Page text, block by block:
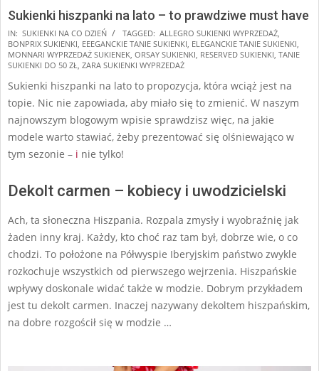
Sukienki hiszpanki na lato – to prawdziwe must have
2025-
07-
28
IN: SUKIENKI NA CO DZIEŃ TAGGED: ALLEGRO SUKIENKI WYPRZEDAŻ
BONPRIX SUKIENKI EEEGANCKIE TANIE SUKIENKI ELEGANCKIE TANIE SUKIENKI
MONNARI WYPRZEDAŻ SUKIENEK ORSAY SUKIENKI RESERVED SUKIENKI TANIE
SUKIENKI DO 50 ZŁ ZARA SUKIENKI WYPRZEDAŻ
Sukienki hiszpanki na lato to propozycja, która wciąż jest na
topie. Nic nie zapowiada, aby miało się to zmienić. W naszym
najnowszym blogowym wpisie sprawdzisz więc, na jakie
modele warto stawiać, żeby prezentować się olśniewająco w
tym sezonie – i nie tylko!
Dekolt carmen – kobiecy i uwodzicielski
Ach, ta słoneczna Hiszpania. Rozpala zmysły i wyobraźnię jak
żaden inny kraj. Każdy, kto choć raz tam był, dobrze wie, o co
chodzi. To położone na Półwyspie Iberyjskim państwo zwykle
rozkochuje wszystkich od pierwszego wejrzenia. Hiszpańskie
wpływy doskonale widać także w modzie. Dobrym przykładem
jest tu dekolt carmen. Inaczej nazywany dekoltem hiszpańskim,
na dobre rozgościł się w modzie …